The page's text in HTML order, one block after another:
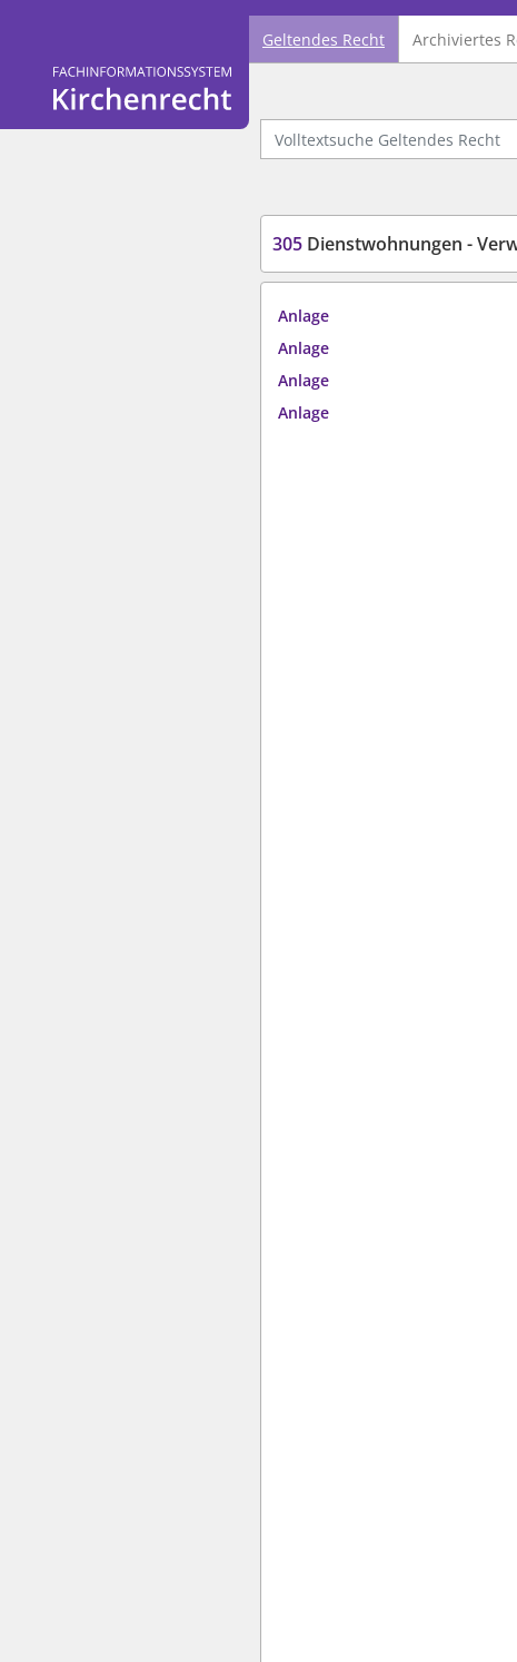
Logo Fachinformationssystem Kirchenrecht
Geltendes Recht Archiviertes
Volltextsuche Geltendes Recht
305 Dienstwohnungen -
Anlage
Anlage
Anlage
Anlage